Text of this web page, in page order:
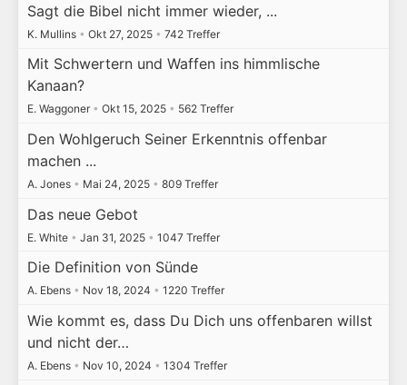
Sagt die Bibel nicht immer wieder, ...
K. Mullins • Okt 27, 2025 • 742 Treffer
Mit Schwertern und Waffen ins himmlische
Kanaan?
E. Waggoner • Okt 15, 2025 • 562 Treffer
Den Wohlgeruch Seiner Erkenntnis offenbar
machen ...
A. Jones • Mai 24, 2025 • 809 Treffer
Das neue Gebot
E. White • Jan 31, 2025 • 1047 Treffer
Die Definition von Sünde
A. Ebens • Nov 18, 2024 • 1220 Treffer
Wie kommt es, dass Du Dich uns offenbaren willst
und nicht der…
A. Ebens • Nov 10, 2024 • 1304 Treffer